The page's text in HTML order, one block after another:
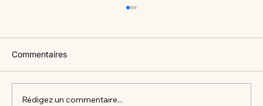
Commentaires
Rédigez un commentaire...